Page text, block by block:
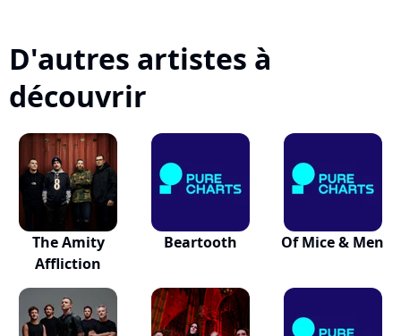
D'autres artistes à
découvrir
The Amity
Affliction
Beartooth Of Mice & Men